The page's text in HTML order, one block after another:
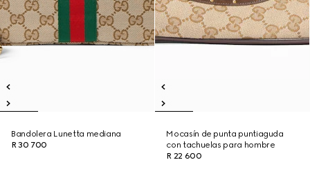
Bandolera Lunetta mediana
R 30 700
Mocasín de punta puntiaguda
con tachuelas para hombre
R 22 600